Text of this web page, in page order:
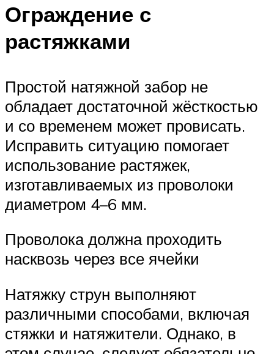
Ограждение с
растяжками
Простой натяжной забор не
обладает достаточной жёсткостью
и со временем может провисать.
Исправить ситуацию помогает
использование растяжек,
изготавливаемых из проволоки
диаметром 4–6 мм.
Проволока должна проходить
насквозь через все ячейки
Натяжку струн выполняют
различными способами, включая
стяжки и натяжители. Однако, в